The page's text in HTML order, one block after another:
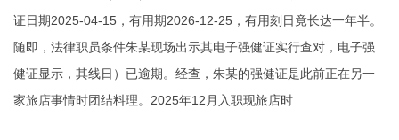
证日期2025-04-15，有用期2026-12-25，有用刻日竟长达一年半。
随即，法律职员条件朱某现场出示其电子强健证实行查对，电子强
健证显示，其线日）已逾期。经查，朱某的强健证是此前正在另一
家旅店事情时团结料理。2025年12月入职现旅店时